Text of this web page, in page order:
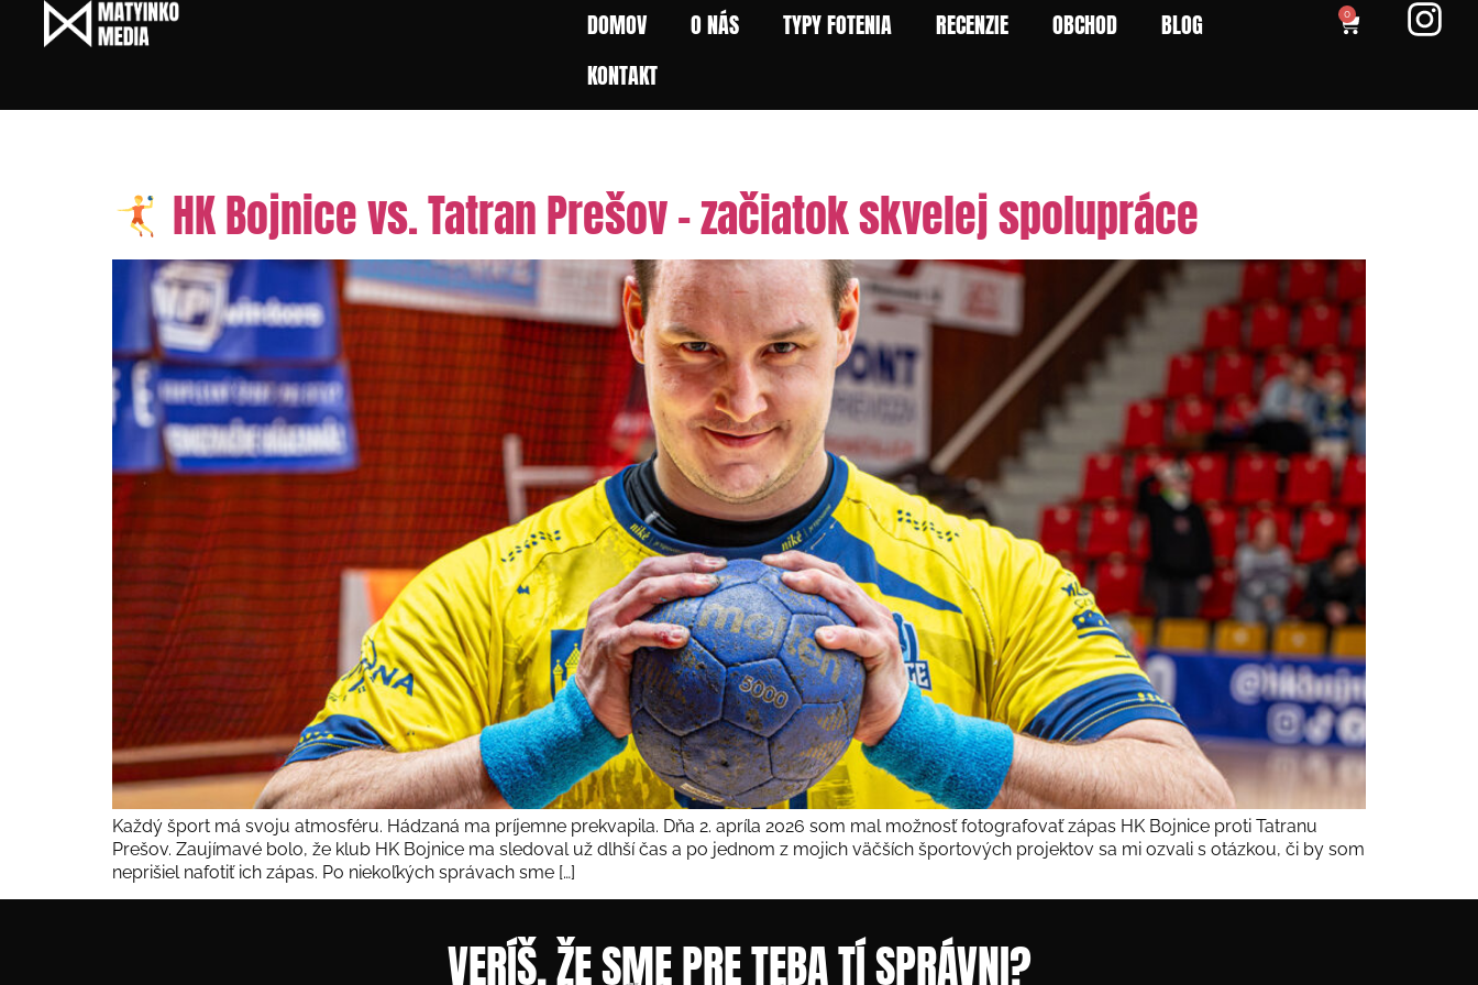
DOMOV O NÁS TYPY FOTENIA RECENZIE OBCHOD
BLOG
KONTAKT
0
HK Bojnice vs. Tatran Prešov – začiatok skvelej spolupráce
Každý šport má svoju atmosféru. Hádzaná ma príjemne prekvapila. Dňa 2. apríla 2026 som mal možnosť fotografovať zápas HK Bojnice proti Tatranu
Prešov. Zaujímavé bolo, že klub HK Bojnice ma sledoval už dlhší čas a po jednom z mojich väčších športových projektov sa mi ozvali s otázkou, či by som
neprišiel nafotiť ich zápas. Po niekoľkých správach sme […]
VERÍŠ, ŽE SME PRE TEBA TÍ SPRÁVNI?